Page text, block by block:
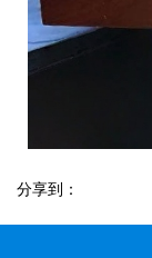
分享到：